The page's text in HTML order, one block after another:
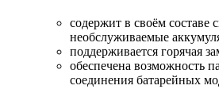
содержит в своём составе
необслуживаемые
поддерживается горячая
обеспечена возможность
соединения батарейных